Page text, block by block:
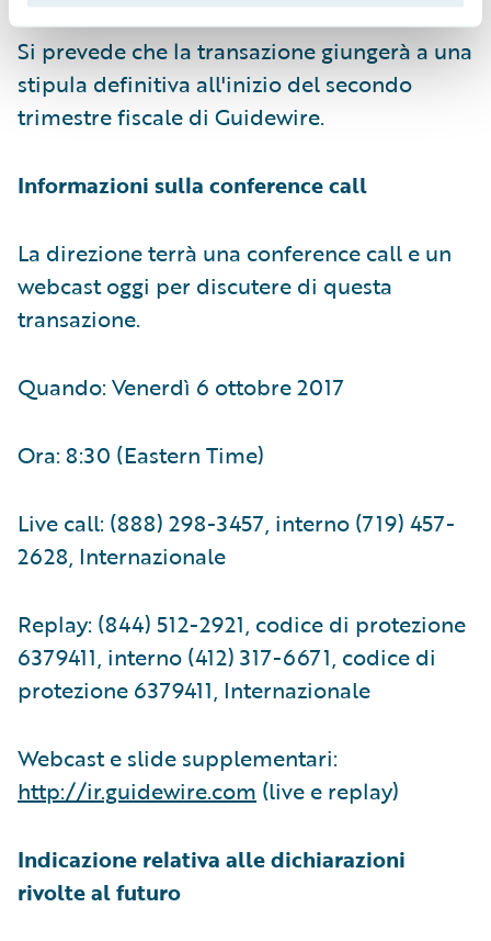
Si prevede che la transazione giungerà a una
stipula definitiva all'inizio del secondo
trimestre fiscale di Guidewire.
Informazioni sulla conference call
La direzione terrà una conference call e un
webcast oggi per discutere di questa
transazione.
Quando: Venerdì 6 ottobre 2017
Ora: 8:30 (Eastern Time)
Live call: (888) 298-3457, interno (719) 457-
2628, Internazionale
Replay: (844) 512-2921, codice di protezione
6379411, interno (412) 317-6671, codice di
protezione 6379411, Internazionale
Webcast e slide supplementari:
http://ir.guidewire.com (live e replay)
​Indicazione relativa alle dichiarazioni
rivolte al futuro